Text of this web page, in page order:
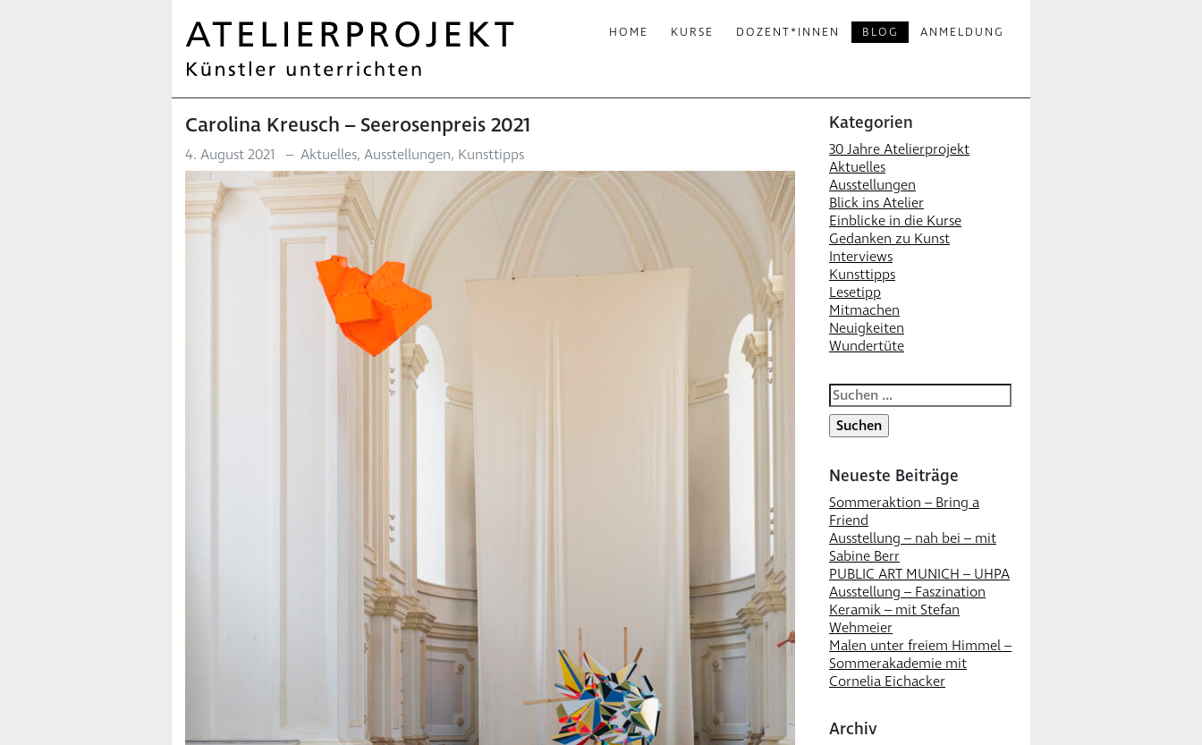
HOME KURSE DOZENT*INNEN BLOG ANMELDUNG
Carolina Kreusch – Seerosenpreis 2021
4. August 2021 – Aktuelles, Ausstellungen, Kunsttipps
Kategorien
30 Jahre Atelierprojekt
Aktuelles
Ausstellungen
Blick ins Atelier
Einblicke in die Kurse
Gedanken zu Kunst
Interviews
Kunsttipps
Lesetipp
Mitmachen
Neuigkeiten
Wundertüte
Suchen
nach:
Neueste Beiträge
Sommeraktion – Bring a
Friend
Ausstellung – nah bei – mit
Sabine Berr
PUBLIC ART MUNICH – UHPA
Ausstellung – Faszination
Keramik – mit Stefan
Wehmeier
Malen unter freiem Himmel –
Sommerakademie mit
Cornelia Eichacker
Archiv